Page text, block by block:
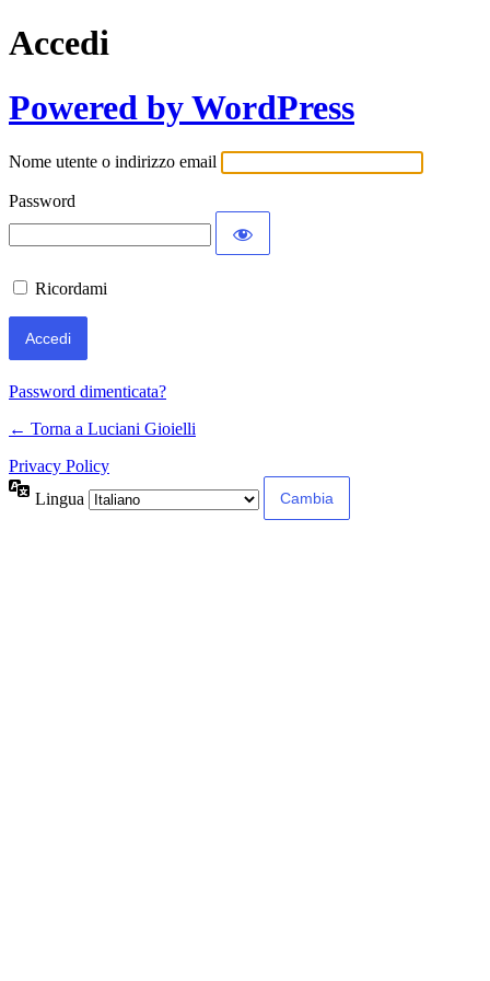
Accedi
Powered by WordPress
Nome utente o indirizzo email
Password
Ricordami
Password dimenticata?
← Torna a Luciani Gioielli
Privacy Policy
Lingua